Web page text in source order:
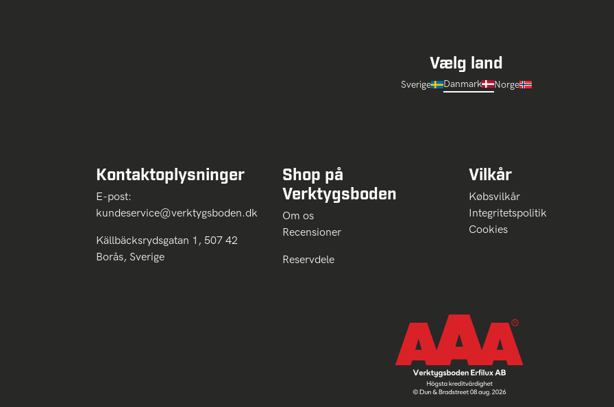
Vælg land
Sverige Danmark Norge
Kontaktoplysninger
E-post:
kundeservice@verktygsboden.dk
Källbäcksrydsgatan 1, 507 42
Borås, Sverige
Shop på
Verktygsboden
Om os
Recensioner
Reservdele
Vilkår
Købsvilkår
Integritetspolitik
Cookies